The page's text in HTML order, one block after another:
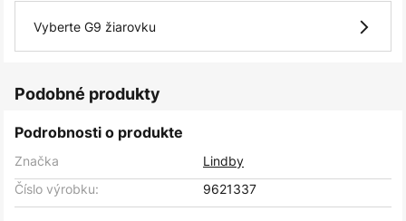
Vyberte G9 žiarovku
Podobné produkty
Podrobnosti o produkte
Značka
Lindby
Číslo výrobku:
9621337